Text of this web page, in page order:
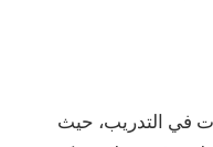
في التدريب، حيث